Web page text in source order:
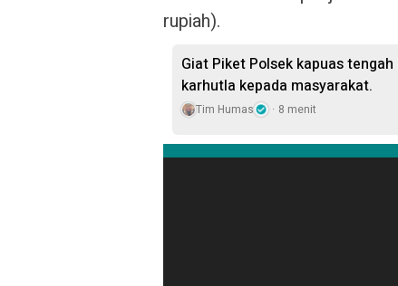
rupiah).
Giat Piket Polsek kapuas
karhutla kepada masyarakat.
Tim Humas 8 menit